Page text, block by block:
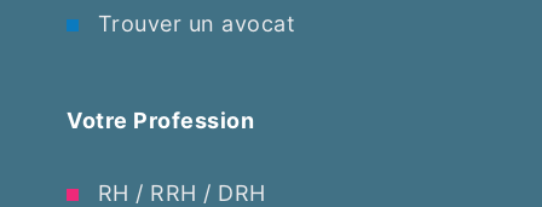
Trouver un avocat
Votre Profession
RH / RRH / DRH